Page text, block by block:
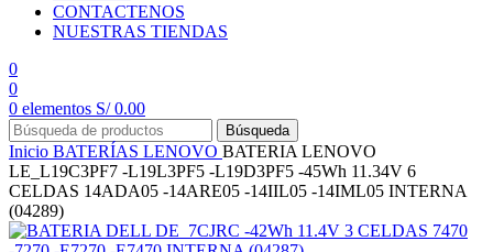
CONTACTENOS
NUESTRAS TIENDAS
0
0
0 elementos S/0.00
Búsqueda
Inicio BATERÍAS LENOVO BATERIA LENOVO
LE_L19C3PF7 -L19L3PF5 -L19D3PF5 -45Wh 11.34V 6
CELDAS 14ADA05 -14ARE05 -14IIL05 -14IML05 INTERNA
(04289)